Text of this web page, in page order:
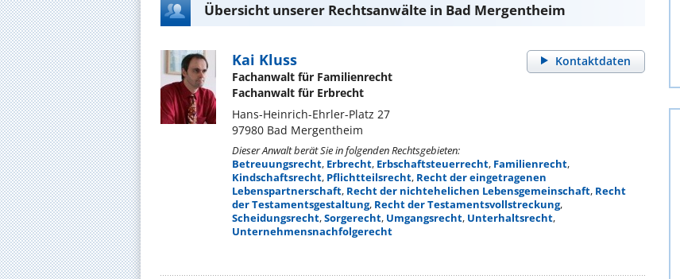
Übersicht unserer Rechtsanwälte in Bad Mergentheim
Kontaktdaten
Kai Kluss
Fachanwalt für Familienrecht
Fachanwalt für Erbrecht
Hans-Heinrich-Ehrler-Platz 27
97980 Bad Mergentheim
Dieser Anwalt berät Sie in folgenden Rechtsgebieten:
Betreuungsrecht, Erbrecht, Erbschaftsteuerrecht, Familienrecht,
Kindschaftsrecht, Pflichtteilsrecht, Recht der eingetragenen
Lebenspartnerschaft, Recht der nichtehelichen Lebensgemeinschaft, Recht
der Testamentsgestaltung, Recht der Testamentsvollstreckung,
Scheidungsrecht,Sorgerecht, Umgangsrecht, Unterhaltsrecht,
Unternehmensnachfolgerecht